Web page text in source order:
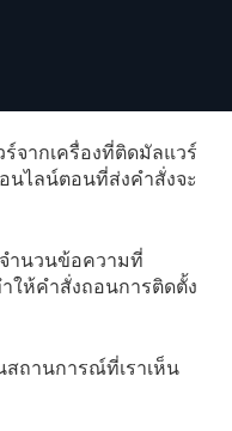
จากเครื่องที่ติดมัลแวร์
นไลน์ตอนที่ส่งคำสั่งจะ
ำนวนข้อความที่
ให้คำสั่งถอนการติดตั้ง
สถานการณ์ที่เราเห็น